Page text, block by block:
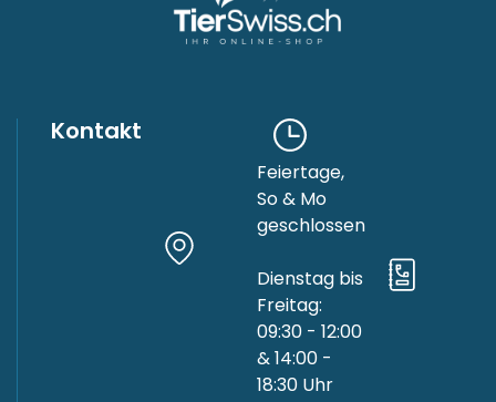
Kontakt
Feiertage,
So & Mo
geschlossen
Dienstag bis
Freitag:
09:30 - 12:00
& 14:00 -
18:30 Uhr